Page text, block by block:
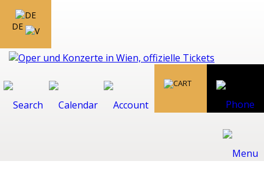
DE